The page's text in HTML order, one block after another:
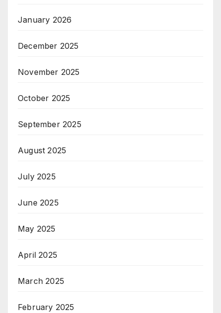
January 2026
December 2025
November 2025
October 2025
September 2025
August 2025
July 2025
June 2025
May 2025
April 2025
March 2025
February 2025